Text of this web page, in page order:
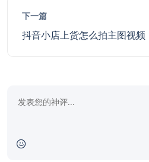
下一篇
抖音小店上货怎么拍主图视频